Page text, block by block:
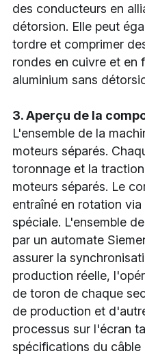
des conducteurs en
détorsion. Elle peut
tordre et comprimer
rondes en cuivre et en
aluminium sans
3. Aperçu de la
L'ensemble de la
moteurs séparés.
toronnage et la
moteurs séparés. Le
entraîné en rotation
spéciale. L'ensemble
par un automate
assurer la
production réelle,
de toron de chaque
de production et
processus sur l'écran
spécifications du